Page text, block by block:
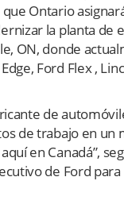
Ontario
la planta de
ON, donde
Ford Flex ,
de
de trabajo en un
en Canadá”,
de Ford para